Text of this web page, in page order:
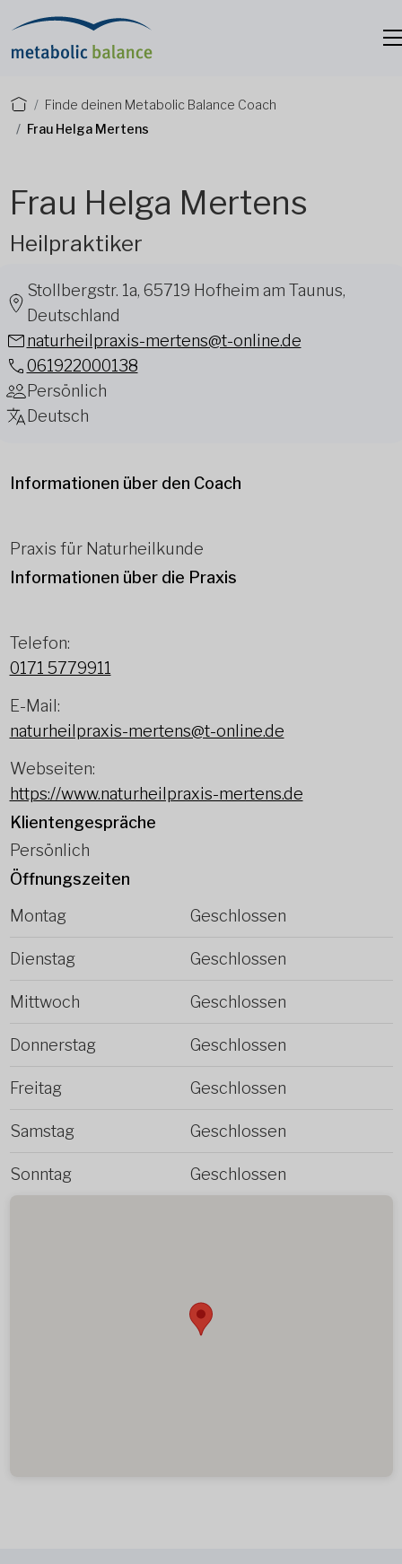
Finde deinen Metabolic Balance Coach
Frau Helga Mertens
Frau Helga Mertens
Heilpraktiker
Stollbergstr. 1a, 65719 Hofheim am Taunus,
Deutschland
naturheilpraxis-mertens@t-online.de
061922000138
Persönlich
Deutsch
Informationen über den Coach
Praxis für Naturheilkunde
Informationen über die Praxis
Telefon:
0171 5779911
E-Mail:
naturheilpraxis-mertens@t-online.de
Webseiten:
https://www.naturheilpraxis-mertens.de
Klientengespräche
Persönlich
Öffnungszeiten
Montag
Geschlossen
Dienstag Geschlossen
Mittwoch Geschlossen
Donnerstag Geschlossen
Freitag Geschlossen
Samstag Geschlossen
Sonntag Geschlossen